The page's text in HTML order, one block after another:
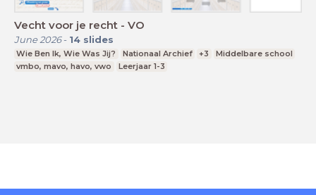
Vecht voor je recht - VO
June 2026- 14 slides
Wie Ben Ik, Wie Was Jij? Nationaal Archief +3
Middelbare school
vmbo, mavo, havo, vwo
Leerjaar 1-3